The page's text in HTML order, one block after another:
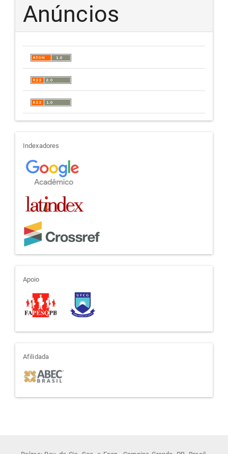
Anúncios
indexadores
Indexadores
apoio
Apoio
afiliada
Afilidada